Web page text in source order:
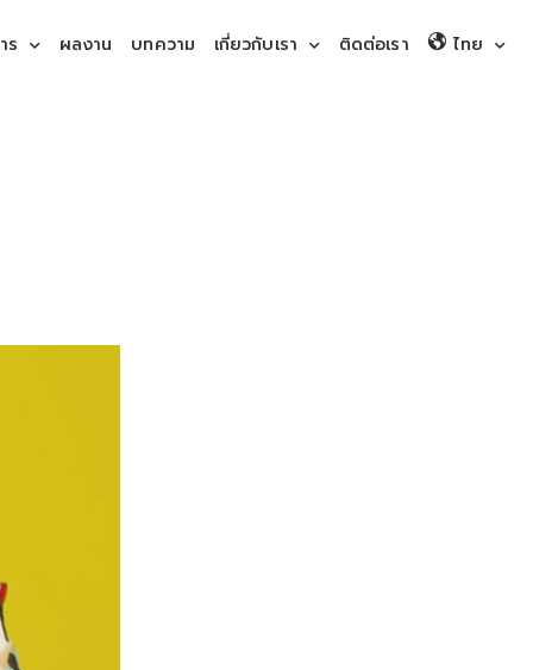
ร ผลงาน บทความ เกี่ยวกับเรา ติดต่อเรา ไทย